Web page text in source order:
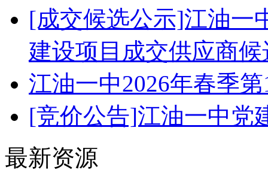
[成交候选公示]江油一
建设项目成交供应商
江油一中2026年春季
[竞价公告]江油一中党
最新资源